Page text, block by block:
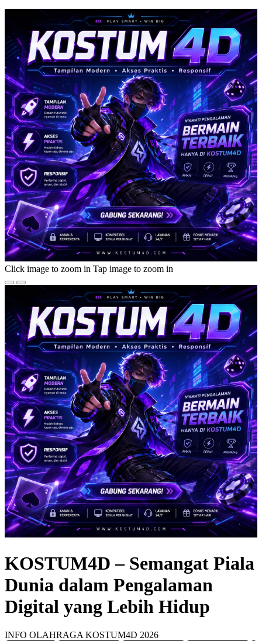
Click image to zoom in Tap image to zoom in
KOSTUM4D – Semangat Piala
Dunia dalam Pengalaman
Digital yang Lebih Hidup
INFO OLAHRAGA KOSTUM4D 2026